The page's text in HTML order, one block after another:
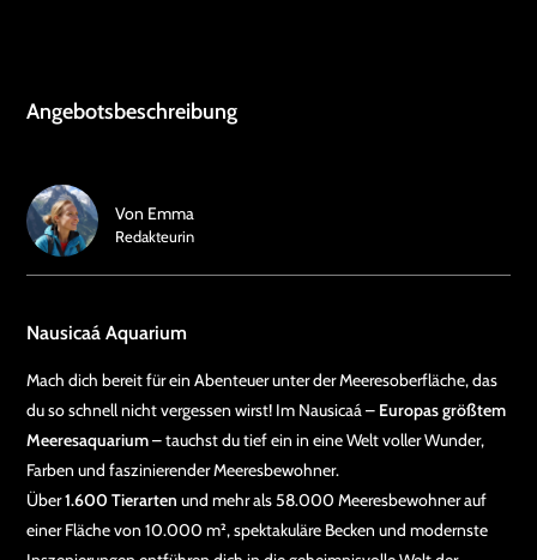
Angebotsbeschreibung
Nausicaá Aquarium
Mach dich bereit für ein Abenteuer unter der Meeresoberfläche, das
du so schnell nicht vergessen wirst! Im Nausicaá – Europas größtem
Meeresaquarium– tauchst du tief ein in eine Welt voller Wunder,
Farben und faszinierender Meeresbewohner.
Über1.600 Tierarten und mehr als 58.000 Meeresbewohner auf
einer Fläche von 10.000 m², spektakuläre Becken und modernste
Von Emma
Redakteurin